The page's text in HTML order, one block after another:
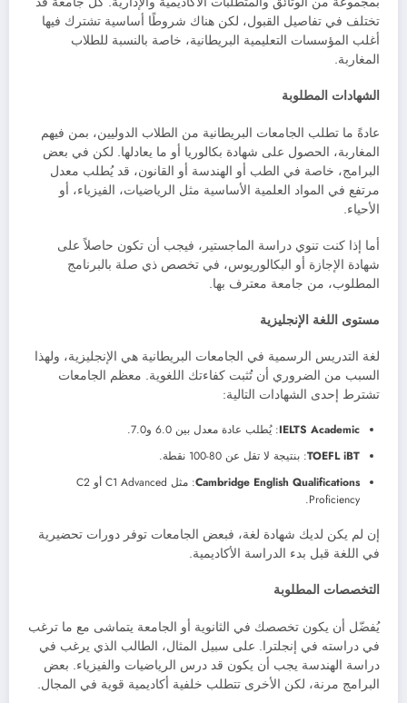
تختلف في تفاصيل القبول، لكن هناك شروطًا أساسية تشترك فيها
أغلب المؤسسات التعليمية البريطانية، خاصة بالنسبة للطلاب
المغاربة.
الشهادات المطلوبة
عادةً ما تطلب الجامعات البريطانية من الطلاب الدوليين، بمن فيهم
المغاربة، الحصول على شهادة بكالوريا أو ما يعادلها. لكن في بعض
البرامج، خاصة في الطب أو الهندسة أو القانون، قد يُطلب معدل
مرتفع في المواد العلمية الأساسية مثل الرياضيات، الفيزياء، أو
الأحياء.
أما إذا كنت تنوي دراسة الماجستير، فيجب أن تكون حاصلاً على
شهادة الإجازة أو البكالوريوس، في تخصص ذي صلة بالبرنامج
المطلوب، من جامعة معترف بها.
مستوى اللغة الإنجليزية
لغة التدريس الرسمية في الجامعات البريطانية هي الإنجليزية، ولهذا
السبب من الضروري أن تُثبت كفاءتك اللغوية. معظم الجامعات
تشترط إحدى الشهادات التالية:
IELTS Academic: يُطلب عادة معدل بين 6.0 و7.0.
TOEFL iBT: بنتيجة لا تقل عن 80-100 نقطة.
Cambridge English Qualifications
: مثل C1 Advanced أو C2
Proficiency.
إن لم يكن لديك شهادة لغة، فبعض الجامعات توفر دورات تحضيرية
في اللغة قبل بدء الدراسة الأكاديمية.
التخصصات المطلوبة
يُفضّل أن يكون تخصصك في الثانوية أو الجامعة يتماشى مع ما ترغب
في دراسته في إنجلترا. على سبيل المثال، الطالب الذي يرغب في
دراسة الهندسة يجب أن يكون قد درس الرياضيات والفيزياء. بعض
البرامج مرنة، لكن الأخرى تتطلب خلفية أكاديمية قوية في المجال.